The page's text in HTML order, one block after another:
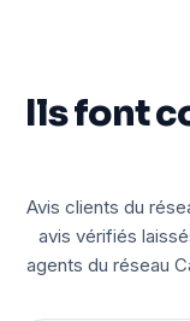
Ils font
Avis clients du
avis vérifiés
agents du réseau